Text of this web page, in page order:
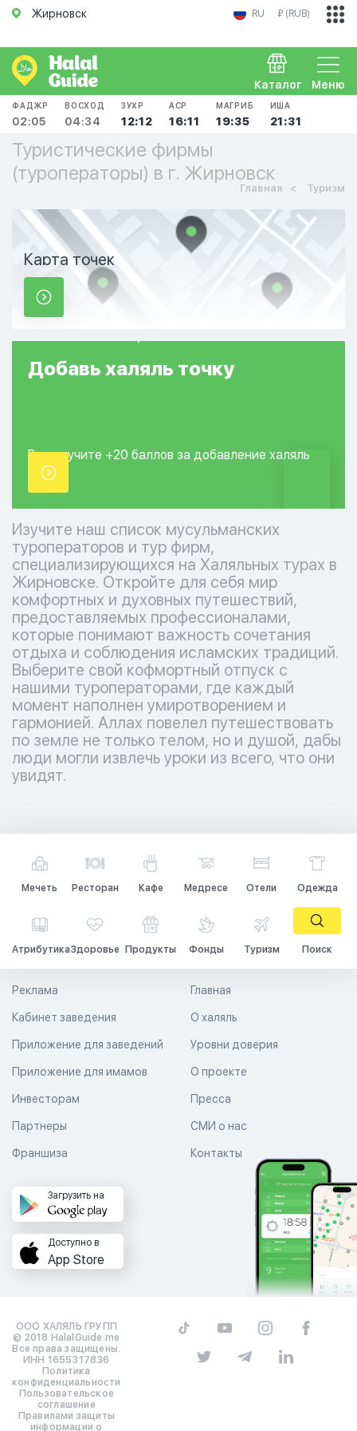
Жирновск RU ₽ (RUB)
Меню
Каталог
ФАДЖР
02:05
ВОСХОД
04:34
ЗУХР
12:12
АСР
16:11
МАГРИБ
19:35
ИША
21:31
Туристические фирмы
(туроператоры) в г. Жирновск
Главная Туризм
Карта точек
Добавь халяль точку
Вы получите +20 баллов за добавление халяль
точки.
Изучите наш список мусульманских
туроператоров и тур фирм,
специализирующихся на Халяльных турах в
Жирновске. Откройте для себя мир
комфортных и духовных путешествий,
предоставляемых профессионалами,
которые понимают важность сочетания
отдыха и соблюдения исламских традиций.
Выберите свой кофмортный отпуск с
нашими туроператорами, где каждый
момент наполнен умиротворением и
гармонией. Аллах повелел путешествовать
по земле не только телом, но и душой, дабы
люди могли извлечь уроки из всего, что они
увидят.
Мечеть Ресторан Кафе Медресе Отели Одежда
АтрибутикаЗдоровье Продукты Фонды Туризм Поиск
Главная
О халяль
Уровни доверия
Реклама
Кабинет заведения
Приложение для заведений
Приложение для имамов О проекте
Пресса
СМИ о нас
Контакты
Инвесторам
Партнеры
Франшиза
Загрузить на
Доступно в
App Store
ООО ХАЛЯЛЬ ГРУПП
© 2018 HalalGuide.me
Все права защищены.
ИНН 1655317836
Политика
конфиденциальности
Пользовательское
соглашение
Правилами защиты
информации о